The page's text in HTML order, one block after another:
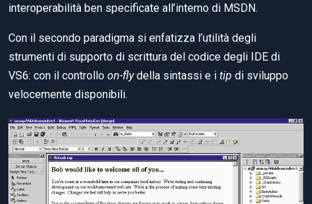
interoperabilità ben specificate all’interno di MSDN.
Con il secondo paradigma si enfatizza l’utilità degli
strumenti di supporto di scrittura del codice degli IDE di
VS6: con il controllo on-flydella sintassi e i tip di sviluppo
velocemente disponibili.